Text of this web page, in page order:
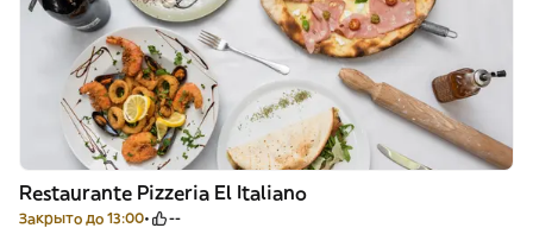
Restaurante Pizzeria El Italiano
Закрыто до 13:00 --